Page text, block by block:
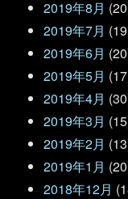
2019年8月
2019年7月
2019年6月
2019年5月
2019年4月
2019年3月
2019年2月
2019年1月
2018年12月